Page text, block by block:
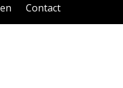
Contact